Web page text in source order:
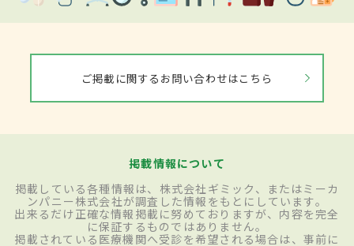
ご掲載に関するお問い合わせはこちら
掲載情報について
掲載している各種情報は、株式会社ギミック、またはミーカ
ンパニー株式会社が調査した情報をもとにしています。
出来るだけ正確な情報掲載に努めておりますが、内容を完全
に保証するものではありません。
掲載されている医療機関へ受診を希望される場合は、事前に